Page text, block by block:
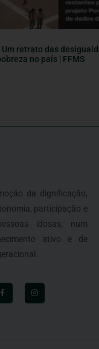
retrato das
no país | FFMS
da dignificação,
participação e
idosas, num
ativo e de